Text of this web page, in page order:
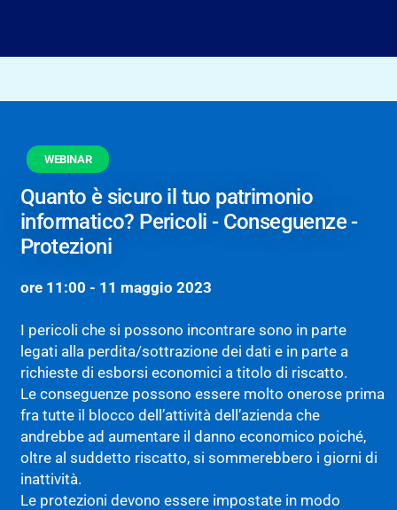
WEBINAR
Quanto è sicuro il tuo patrimonio
informatico? Pericoli - Conseguenze -
Protezioni
ore 11:00 - 11 maggio 2023
I pericoli che si possono incontrare sono in parte
legati alla perdita/sottrazione dei dati e in parte a
richieste di esborsi economici a titolo di riscatto.
Le conseguenze possono essere molto onerose prima
fra tutte il blocco dell’attività dell’azienda che
andrebbe ad aumentare il danno economico poiché,
oltre al suddetto riscatto, si sommerebbero i giorni di
inattività.
Le protezioni devono essere impostate in modo